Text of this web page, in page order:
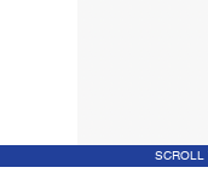
SCROLL